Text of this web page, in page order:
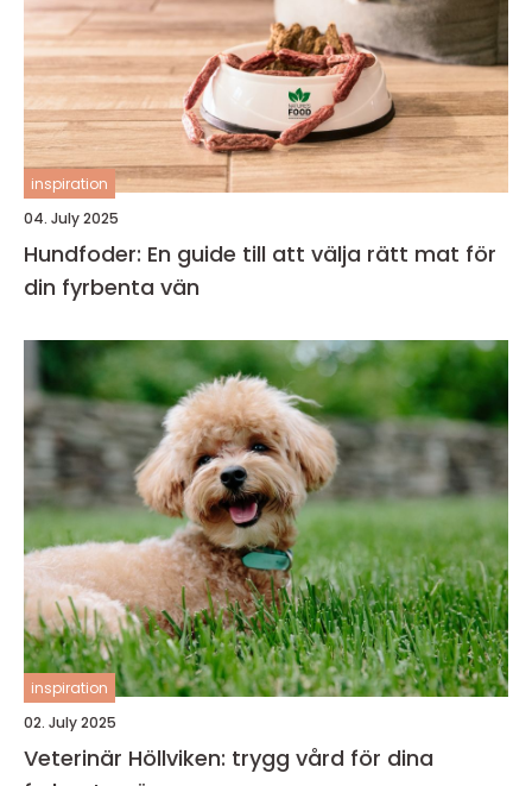
inspiration
04. July 2025
Hundfoder: En guide till att välja rätt mat för
din fyrbenta vän
inspiration
02. July 2025
Veterinär Höllviken: trygg vård för dina